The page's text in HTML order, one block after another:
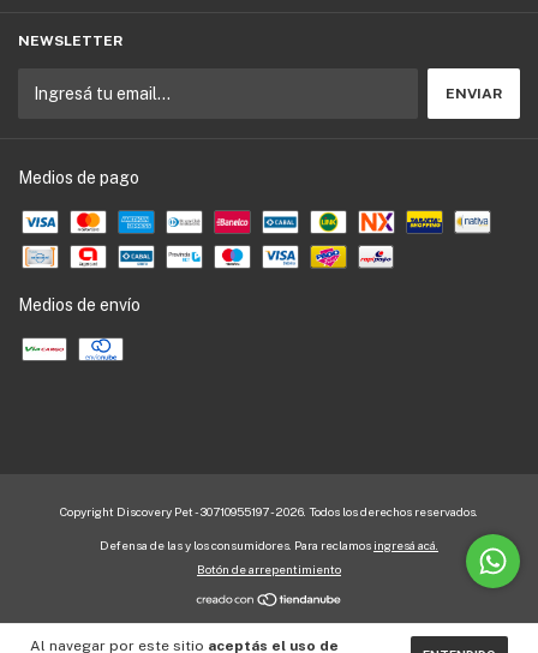
Al navegar por este sitio aceptás el uso de
NEWSLETTER
Medios de pago
Medios de envío
Copyright Discovery Pet - 30710955197 - 2026. Todos los derechos reservados.
Defensa de las y los consumidores. Para reclamos ingresá acá.
Botón de arrepentimiento